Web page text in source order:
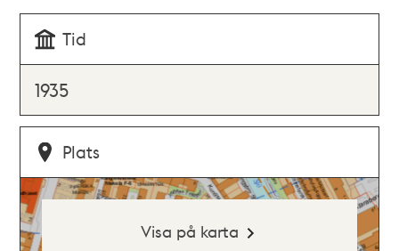
Tid
1935
Plats
Visa på karta